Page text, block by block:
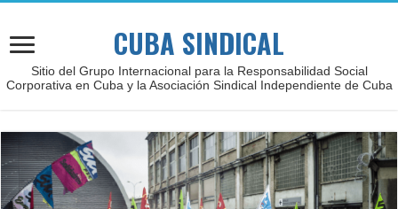
CUBA SINDICAL
Sitio del Grupo Internacional para la Responsabilidad Social
Corporativa en Cuba y la Asociación Sindical Independiente de Cuba